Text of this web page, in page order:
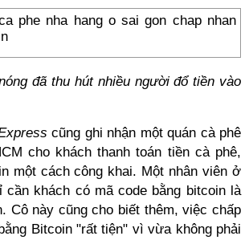
đã thu hút nhiều người đổ tiền vào
cũng ghi nhận một quán cà phê
cho khách thanh toán tiền cà phê,
một cách công khai. Một nhân viên ở
cần khách có mã code bằng bitcoin là
Cô này cũng cho biết thêm, việc chấp
Bitcoin "rất tiện" vì vừa không phải